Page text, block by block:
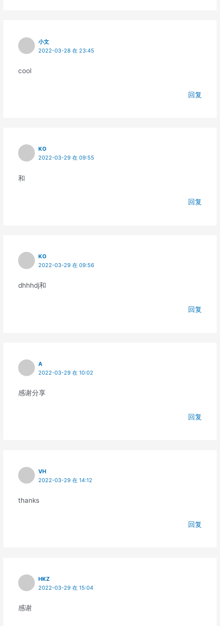
小文
2022-03-28 在 23:45
cool
回复
KO
2022-03-29 在 09:55
和
回复
KO
2022-03-29 在 09:56
dhhhdj和
回复
A
2022-03-29 在 10:02
感谢分享
回复
VH
2022-03-29 在 14:12
thanks
回复
HKZ
2022-03-29 在 15:04
感谢